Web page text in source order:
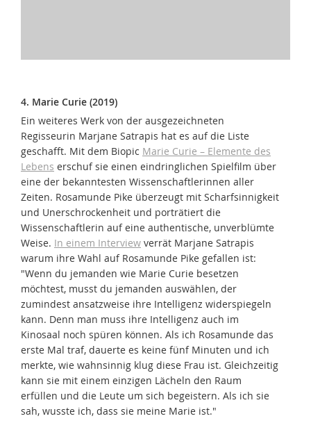
4. Marie Curie (2019)
Ein weiteres Werk von der ausgezeichneten
Regisseurin Marjane Satrapis hat es auf die Liste
geschafft. Mit dem Biopic Marie Curie – Elemente des
Lebens erschuf sie einen eindringlichen Spielfilm über
eine der bekanntesten Wissenschaftlerinnen aller
Zeiten. Rosamunde Pike überzeugt mit Scharfsinnigkeit
und Unerschrockenheit und porträtiert die
Wissenschaftlerin auf eine authentische, unverblümte
Weise. In einem Interview verrät Marjane Satrapis
warum ihre Wahl auf Rosamunde Pike gefallen ist:
"Wenn du jemanden wie Marie Curie besetzen
möchtest, musst du jemanden auswählen, der
zumindest ansatzweise ihre Intelligenz widerspiegeln
kann. Denn man muss ihre Intelligenz auch im
Kinosaal noch spüren können. Als ich Rosamunde das
erste Mal traf, dauerte es keine fünf Minuten und ich
merkte, wie wahnsinnig klug diese Frau ist. Gleichzeitig
kann sie mit einem einzigen Lächeln den Raum
erfüllen und die Leute um sich begeistern. Als ich sie
sah, wusste ich, dass sie meine Marie ist."